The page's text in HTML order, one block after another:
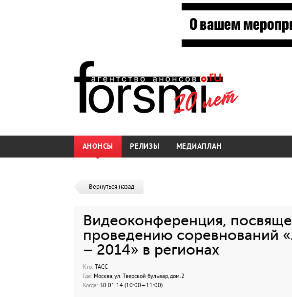
АНОНСЫ РЕЛИЗЫ МЕДИАПЛАН
Вернуться назад
Видеоконференция,
проведению соревнований
– 2014» в регионах
Кто:ТАСС
Где:Москва, ул. Тверской бульвар, дом.2
Когда:30.01.14 (10:00—11:00)